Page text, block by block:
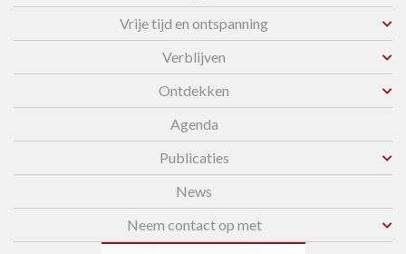
Vrije tijd en ontspanning
Verblijven
Ontdekken
Agenda
Publicaties
News
Neem contact op met